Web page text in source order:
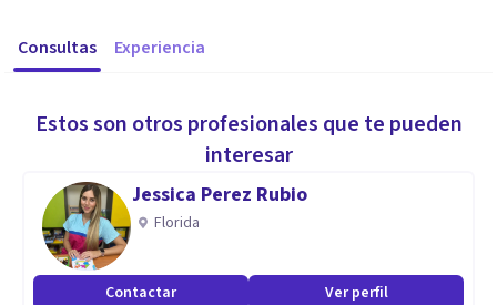
Consultas Experiencia
Estos son otros profesionales que te pueden
interesar
Jessica Perez Rubio
Florida
Contactar Ver perfil